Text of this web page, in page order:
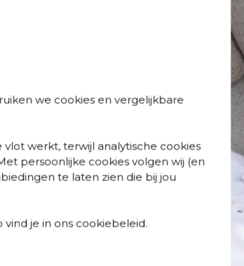
we cookies en vergelijkbare
werkt, terwijl analytische cookies
persoonlijke cookies volgen wij (en
te laten zien die bij jou
je in ons cookiebeleid.
tuinstoel in wit
Orso stapelbare